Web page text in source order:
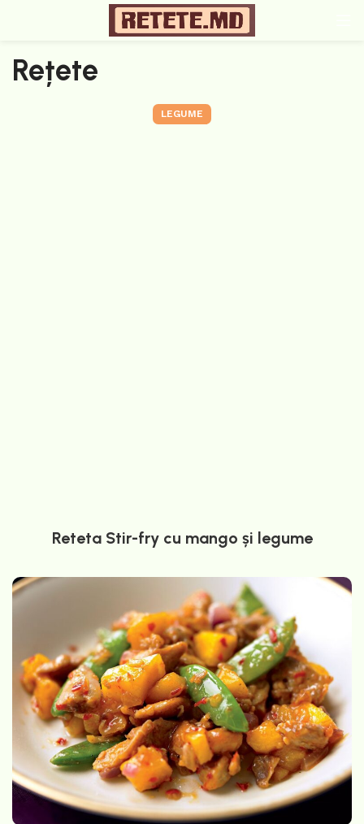
Rețete
LEGUME
Reteta Stir-fry cu mango și legume